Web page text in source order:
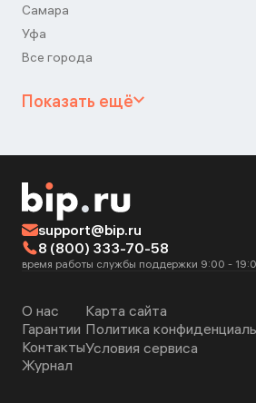
Самара
Уфа
Все города
Показать ещё
support@bip.ru
8 (800) 333-70-58
время работы службы поддержки 9:00 -
О нас
Гарантии
Контакты
Журнал
Карта сайта
Политика
Условия сервиса